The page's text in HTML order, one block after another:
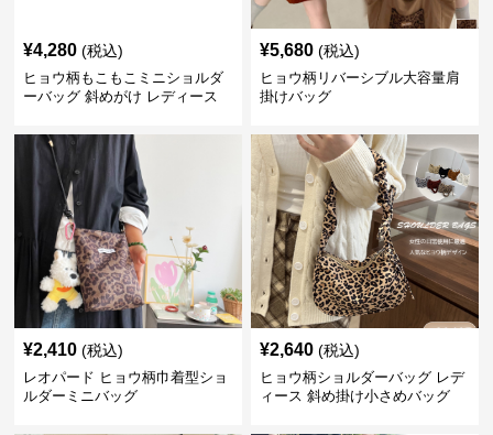
¥4,280 (税込)
ヒョウ柄もこもこミニショルダ
ーバッグ 斜めがけ レディース
¥5,680 (税込)
ヒョウ柄リバーシブル大容量肩
掛けバッグ
¥2,410 (税込)
レオパード ヒョウ柄巾着型ショ
ルダーミニバッグ
¥2,640 (税込)
ヒョウ柄ショルダーバッグ レデ
ィース 斜め掛け小さめバッグ